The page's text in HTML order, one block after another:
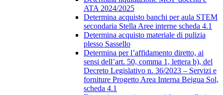
ATA 2024/2025
Determina acquisto banchi per aula STEM
secondaria Stella Aree interne scheda 4.1
Determina acquisto materiale di pulizia
plesso Sassello
Determina per l’affidamento diretto, ai
sensi dell’art. 50, comma 1, lettera b), del
Decreto Legislativo n. 36/2023 – Servizi e
forniture Progetto Area Interna Beigua Sol,
scheda 4.1